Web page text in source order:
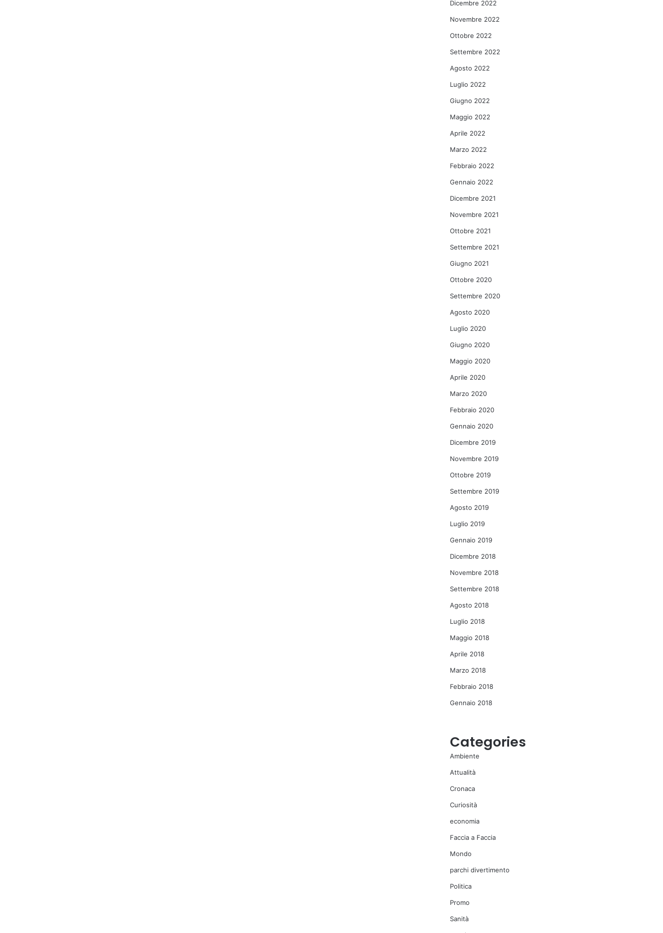
Dicembre 2022
Novembre 2022
Ottobre 2022
Settembre 2022
Agosto 2022
Luglio 2022
Giugno 2022
Maggio 2022
Aprile 2022
Marzo 2022
Febbraio 2022
Gennaio 2022
Dicembre 2021
Novembre 2021
Ottobre 2021
Settembre 2021
Giugno 2021
Ottobre 2020
Settembre 2020
Agosto 2020
Luglio 2020
Giugno 2020
Maggio 2020
Aprile 2020
Marzo 2020
Febbraio 2020
Gennaio 2020
Dicembre 2019
Novembre 2019
Ottobre 2019
Settembre 2019
Agosto 2019
Luglio 2019
Gennaio 2019
Dicembre 2018
Novembre 2018
Settembre 2018
Agosto 2018
Luglio 2018
Maggio 2018
Aprile 2018
Marzo 2018
Febbraio 2018
Gennaio 2018
Categories
Ambiente
Attualità
Cronaca
Curiosità
economia
Faccia a Faccia
Mondo
parchi divertimento
Politica
Promo
Sanità